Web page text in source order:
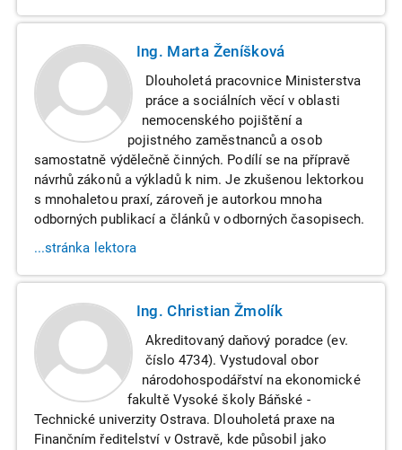
Ing. Marta Ženíšková
Dlouholetá pracovnice Ministerstva
práce a sociálních věcí v oblasti
nemocenského pojištění a
pojistného zaměstnanců a osob
samostatně výdělečně činných. Podílí se na přípravě
návrhů zákonů a výkladů k nim. Je zkušenou lektorkou
s mnohaletou praxí, zároveň je autorkou mnoha
odborných publikací a článků v odborných časopisech.
...stránka lektora
Ing. Christian Žmolík
Akreditovaný daňový poradce (ev.
číslo 4734). Vystudoval obor
národohospodářství na ekonomické
fakultě Vysoké školy Báňské -
Technické univerzity Ostrava. Dlouholetá praxe na
Finančním ředitelství v Ostravě, kde působil jako